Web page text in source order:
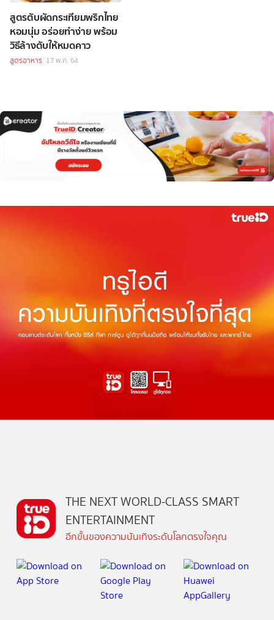
สูตรตับผัดกระเทียมพริกไทย
หอมนุ่ม อร่อยทำง่าย พร้อม
วิธีล้างตับให้หมดคาว
สูตรอาหาร 17 พ.ค. 64
THE NEXT WORLD-CLASS SMART
ENTERTAINMENT
อีกขั้นของความบันเทิงระดับโลกตรงใจคุณ